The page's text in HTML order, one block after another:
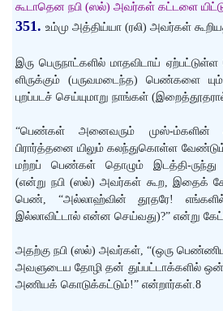
கூடாதென நபி (ஸல்) அவர்கள் கட்டளை
351. உம்மு அத்திய்யா (ரலி) அவர்கள்
இரு பெருநாட்களில் மாதவிடாய்
ளிருக்கும் (பருவமடைந்த) பெண்களை
புறப்படச் செய்யுமாறு நாங்கள்
“பெண்கள் அனைவரும் முஸ்-ம்களின்
பிரார்த்தனை யிலும் கலந்துகொள்ள
மற்றப் பெண்கள் தொழும் இடத்தி-ருந்து
(என்று நபி (ஸல்) அவர்கள் கூற, இதைக்
பெண், “அல்லாஹ்வின் தூதரே! எங்களில்
இல்லாவிட்டால் என்ன செய்வது)?” என்று
அதற்கு நபி (ஸல்) அவர்கள், “(ஒரு
அவளுடைய தோழி தன் துப்பட்டாக்களில்
அணியக் கொடுக்கட்டும்!” என்றார்கள்.8